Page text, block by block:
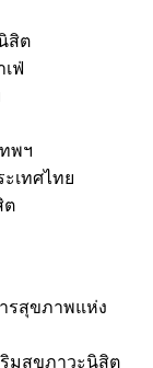
สิต
ฟ่
พฯ
เทศไทย
ต
รสุขภาพแห่ง
มสุขภาวะนิสิต